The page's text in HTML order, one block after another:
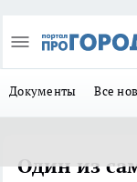
Документы Все
Один из